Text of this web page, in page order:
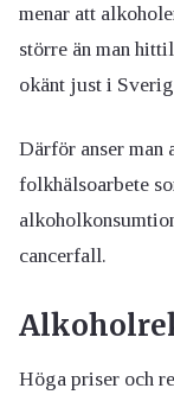
menar att
större än man
okänt just i
Därför anser man
folkhälsoarbete
cancerfall.
Höga priser och